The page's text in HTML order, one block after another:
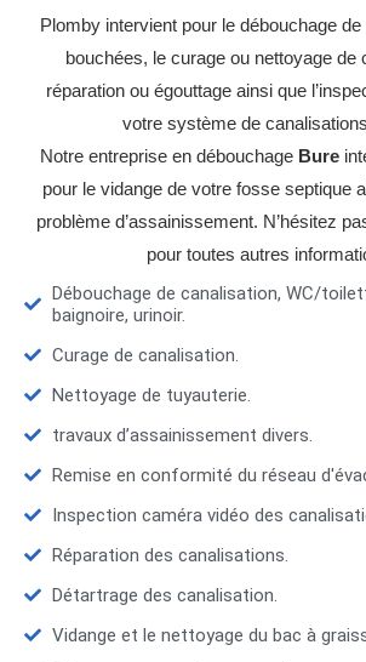
Plomby intervient pour le débouchage
bouchées, le curage ou nettoyage de
réparation ou égouttage ainsi que
votre système de
Notre entreprise en débouchage Bure
pour le vidange de votre fosse septique
problème d’assainissement. N’hésitez
pour toutes autres
Débouchage de canalisation, WC/
baignoire, urinoir.
Curage de canalisation.
Nettoyage de tuyauterie.
travaux d’assainissement divers.
Remise en conformité du réseau
Inspection caméra vidéo des
Réparation des canalisations.
Détartrage des canalisation.
Vidange et le nettoyage du bac à